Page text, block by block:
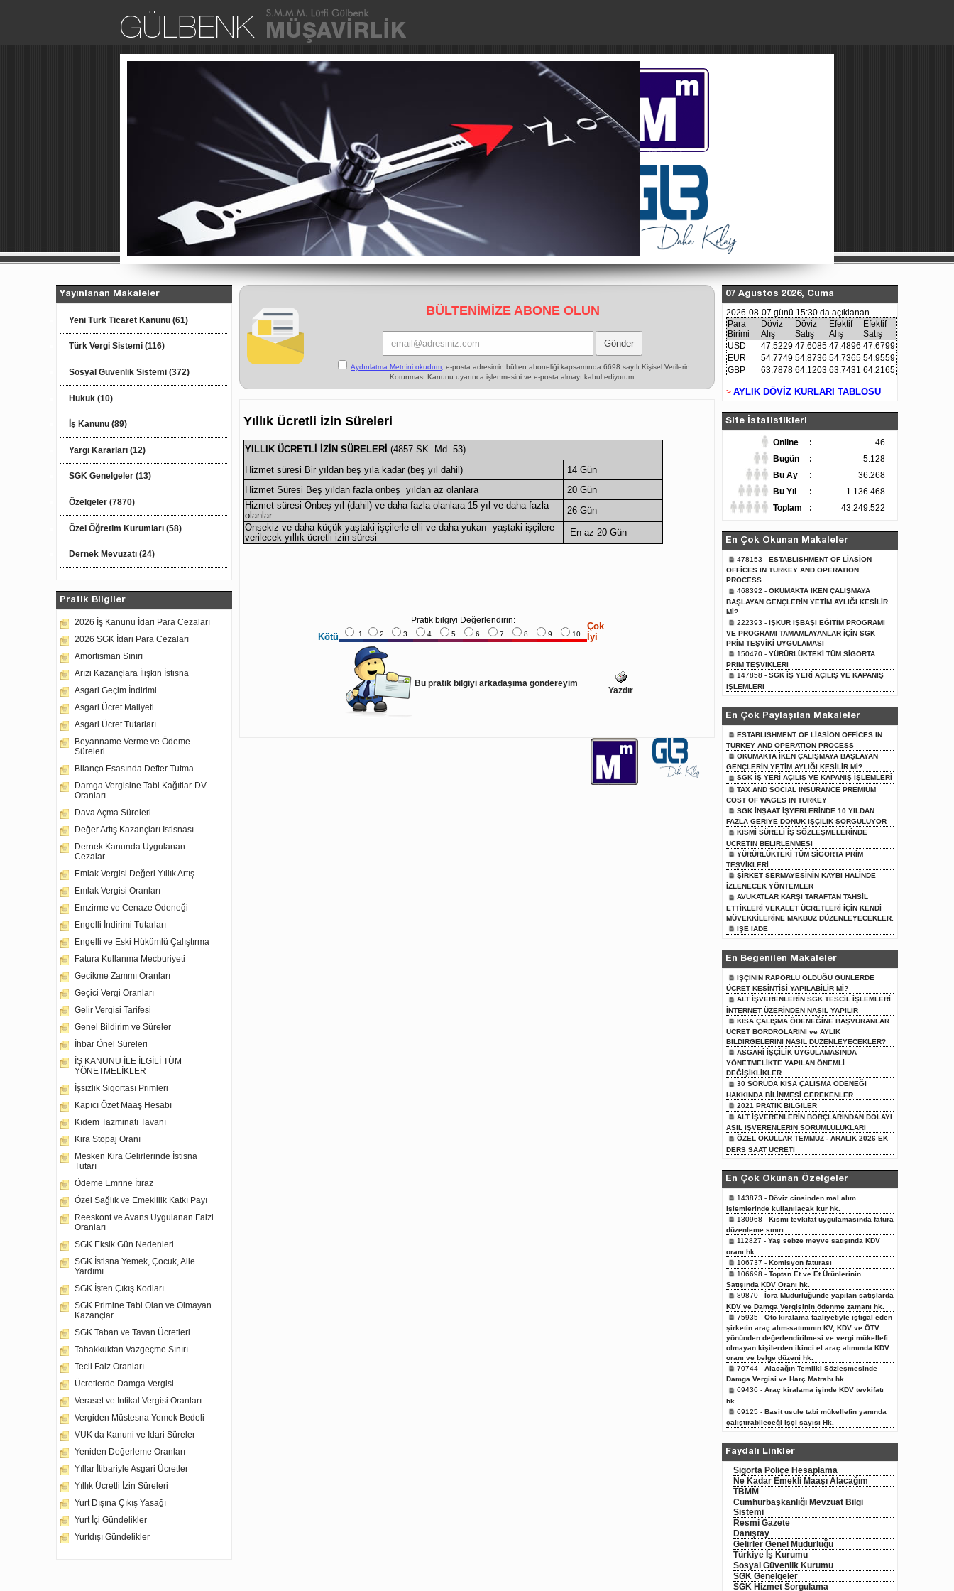
Ana Sayfa Kurumsal Fotoğraflar İletişim
Yayınlanan Makaleler
Yeni Türk Ticaret Kanunu (61)
Türk Vergi Sistemi (116)
Sosyal Güvenlik Sistemi (372)
Hukuk (10)
İş Kanunu (89)
Yargı Kararları (12)
SGK Genelgeler (13)
Özelgeler (7870)
Özel Öğretim Kurumları (58)
Dernek Mevuzatı (24)
Pratik Bilgiler
2026 İş Kanunu İdari Para Cezaları
2026 SGK İdari Para Cezaları
Amortisman Sınırı
Arızi Kazançlara İlişkin İstisna
Asgari Geçim İndirimi
Asgari Ücret Maliyeti
Asgari Ücret Tutarları
Beyanname Verme ve Ödeme
Süreleri
Bilanço Esasında Defter Tutma
Damga Vergisine Tabi Kağıtlar-DV
Oranları
Dava Açma Süreleri
Değer Artış Kazançları İstisnası
Dernek Kanunda Uygulanan
Cezalar
Emlak Vergisi Değeri Yıllık Artış
Emlak Vergisi Oranları
Emzirme ve Cenaze Ödeneği
Engelli İndirimi Tutarları
Engelli ve Eski Hükümlü Çalıştırma
Fatura Kullanma Mecburiyeti
Gecikme Zammı Oranları
Geçici Vergi Oranları
Gelir Vergisi Tarifesi
Genel Bildirim ve Süreler
İhbar Önel Süreleri
İŞ KANUNU İLE İLGİLİ TÜM
YÖNETMELİKLER
İşsizlik Sigortası Primleri
Kapıcı Özet Maaş Hesabı
Kıdem Tazminatı Tavanı
Kira Stopaj Oranı
Mesken Kira Gelirlerinde İstisna
Tutarı
Ödeme Emrine İtiraz
Özel Sağlık ve Emeklilik Katkı Payı
Reeskont ve Avans Uygulanan Faizi
Oranları
SGK Eksik Gün Nedenleri
SGK İstisna Yemek, Çocuk, Aile
Yardımı
SGK İşten Çıkış Kodları
SGK Primine Tabi Olan ve Olmayan
Kazançlar
SGK Taban ve Tavan Ücretleri
Tahakkuktan Vazgeçme Sınırı
Tecil Faiz Oranları
Ücretlerde Damga Vergisi
Veraset ve İntikal Vergisi Oranları
Vergiden Müstesna Yemek Bedeli
VUK da Kanuni ve İdari Süreler
Yeniden Değerleme Oranları
Yıllar İtibariyle Asgari Ücretler
Yıllık Ücretli İzin Süreleri
Yurt Dışına Çıkış Yasağı
Yurt İçi Gündelikler
Yurtdışı Gündelikler
BÜLTENİMİZE ABONE OLUN
Aydınlatma Metnini okudum, e-posta adresimin bülten aboneliği kapsamında 6698 sayılı Kişisel Verilerin
Korunması Kanunu uyarınca işlenmesini ve e-posta almayı kabul ediyorum.
Yıllık Ücretli İzin Süreleri
YILLIK ÜCRETLİ İZİN SÜRELERİ(4857 SK. Md. 53)
Hizmet süresi Bir yıldan beş yıla kadar (beş yıl dahil)
14 Gün
Hizmet Süresi Beş yıldan fazla onbeş yıldan az olanlara
20 Gün
Hizmet süresi Onbeş yıl (dahil) ve daha fazla olanlara 15 yıl ve daha fazla
olanlar
26 Gün
Onsekiz ve daha küçük yaştaki işçilerle elli ve daha yukarı yaştaki işçilere
verilecek yıllık ücretli izin süresi
En az 20 Gün
Kötü
Pratik bilgiyi Değerlendirin:
1 2 3 4 5 6 7 8 9 10
Çok
İyi
Bu pratik bilgiyi arkadaşıma göndereyim
Yazdır
07 Ağustos 2026, Cuma
2026-08-07 günü 15:30 da açıklanan
Para
Birimi
Döviz
Alış
Döviz
Satış
Efektif
Alış
Efektif
Satış
USD
47.5229 47.6085 47.4896 47.6799
EUR
54.7749 54.8736 54.7365 54.9559
GBP
63.7878 64.1203 63.7431 64.2165
> AYLIK DÖVİZ KURLARI TABLOSU
Site İstatistikleri
Online :
46
Bugün
:
5.128
Bu Ay
:
36.268
Bu Yıl
:
1.136.468
Toplam
: 43.249.522
En Çok Okunan Makaleler
478153 - ESTABLISHMENT OF LİASİON
OFFİCES IN TURKEY AND OPERATION
PROCESS
468392 - OKUMAKTA İKEN ÇALIŞMAYA
BAŞLAYAN GENÇLERİN YETİM AYLIĞI KESİLİR
Mİ?
222393 - İŞKUR İŞBAŞI EĞİTİM PROGRAMI
VE PROGRAMI TAMAMLAYANLAR İÇİN SGK
PRİM TEŞVİKİ UYGULAMASI
150470 - YÜRÜRLÜKTEKİ TÜM SİGORTA
PRİM TEŞVİKLERİ
147858 - SGK İŞ YERİ AÇILIŞ VE KAPANIŞ
İŞLEMLERİ
En Çok Paylaşılan Makaleler
ESTABLISHMENT OF LİASİON OFFİCES IN
TURKEY AND OPERATION PROCESS
OKUMAKTA İKEN ÇALIŞMAYA BAŞLAYAN
GENÇLERİN YETİM AYLIĞI KESİLİR Mİ?
SGK İŞ YERİ AÇILIŞ VE KAPANIŞ İŞLEMLERİ
TAX AND SOCIAL INSURANCE PREMIUM
COST OF WAGES IN TURKEY
SGK İNŞAAT İŞYERLERİNDE 10 YILDAN
FAZLA GERİYE DÖNÜK İŞÇİLİK SORGULUYOR
KISMİ SÜRELİ İŞ SÖZLEŞMELERİNDE
ÜCRETİN BELİRLENMESİ
YÜRÜRLÜKTEKİ TÜM SİGORTA PRİM
TEŞVİKLERİ
ŞİRKET SERMAYESİNİN KAYBI HALİNDE
İZLENECEK YÖNTEMLER
AVUKATLAR KARŞI TARAFTAN TAHSİL
ETTİKLERİ VEKALET ÜCRETLERİ İÇİN KENDİ
MÜVEKKİLERİNE MAKBUZ DÜZENLEYECEKLER.
İŞE İADE
En Beğenilen Makaleler
İŞÇİNİN RAPORLU OLDUĞU GÜNLERDE
ÜCRET KESİNTİSİ YAPILABİLİR Mİ?
ALT İŞVERENLERİN SGK TESCİL İŞLEMLERİ
İNTERNET ÜZERİNDEN NASIL YAPILIR
KISA ÇALIŞMA ÖDENEĞİNE BAŞVURANLAR
ÜCRET BORDROLARINI ve AYLIK
BİLDİRGELERİNİ NASIL DÜZENLEYECEKLER?
ASGARİ İŞÇİLİK UYGULAMASINDA
YÖNETMELİKTE YAPILAN ÖNEMLİ
DEĞİŞİKLİKLER
30 SORUDA KISA ÇALIŞMA ÖDENEĞİ
HAKKINDA BİLİNMESİ GEREKENLER
2021 PRATİK BİLGİLER
ALT İŞVERENLERİN BORÇLARINDAN DOLAYI
ASIL İŞVERENLERİN SORUMLULUKLARI
ÖZEL OKULLAR TEMMUZ - ARALIK 2026 EK
DERS SAAT ÜCRETİ
En Çok Okunan Özelgeler
143873 - Döviz cinsinden mal alım
işlemlerinde kullanılacak kur hk.
130968 - Kısmi tevkifat uygulamasında fatura
düzenleme sınırı
112827 - Yaş sebze meyve satışında KDV
oranı hk.
106737 - Komisyon faturası
106698 - Toptan Et ve Et Ürünlerinin
Satışında KDV Oranı hk.
89870 - İcra Müdürlüğünde yapılan satışlarda
KDV ve Damga Vergisinin ödenme zamanı hk.
75935 - Oto kiralama faaliyetiyle iştigal eden
şirketin araç alım-satımının KV, KDV ve ÖTV
yönünden değerlendirilmesi ve vergi mükellefi
olmayan kişilerden ikinci el araç alımında KDV
oranı ve belge düzeni hk.
70744 - Alacağın Temliki Sözleşmesinde
Damga Vergisi ve Harç Matrahı hk.
69436 - Araç kiralama işinde KDV tevkifatı
hk.
69125 - Basit usule tabi mükellefin yanında
çalıştırabileceği işçi sayısı Hk.
Faydalı Linkler
Sigorta Poliçe Hesaplama
Ne Kadar Emekli Maaşı Alacağım
TBMM
Cumhurbaşkanlığı Mevzuat Bilgi
Sistemi
Resmi Gazete
Danıştay
Gelirler Genel Müdürlüğü
Türkiye İş Kurumu
Sosyal Güvenlik Kurumu
SGK Genelgeler
SGK Hizmet Sorgulama